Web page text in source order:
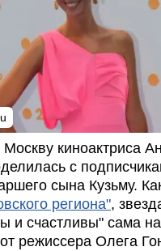
киноактриса
с
сына Кузьму.
региона",
и счастливы" сама
режиссера Олега